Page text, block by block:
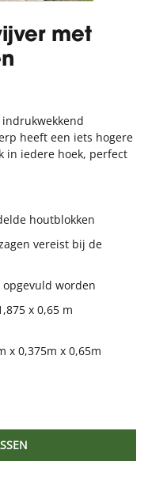
met
heeft een iets hogere
in iedere hoek, perfect
houtblokken
vereist bij de
opgevuld worden
x 0,65 m
x 0,375m x 0,65m